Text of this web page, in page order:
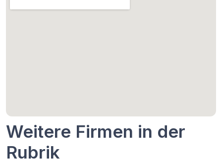
Weitere Firmen in der
Rubrik